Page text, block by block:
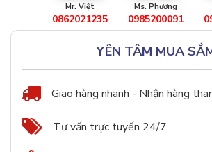
Mr. Việt
0862021235
Ms. Phương
0985200091
YÊN TÂM MUA
Giao hàng nhanh - Nhận hàng
Tư vấn trực tuyến 24/7